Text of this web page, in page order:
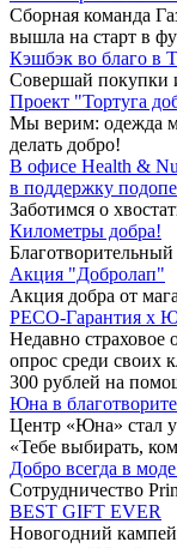
Сборная команда
вышла на старт в
Кэшбэк во благо в
Совершай покупки
Проект "Тортуга
Мы верим: одежда
делать добро!
В офисе Health &
в поддержку
Заботимся о
Километры добра!
Акция "Добролап"
Акция добра от
РЕСО-Гарантия х
Недавно
опрос среди своих
300 рублей на
Юна в
Центр «Юна» стал
«Тебе выбирать,
Добро всегда в
Сотрудничество
BEST GIFT EVER
Новогодний